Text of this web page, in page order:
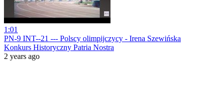
1:01
PN-9 INT--21 --- Polscy olimpijczycy - Irena Szewińska
Konkurs Historyczny Patria Nostra
2 years ago